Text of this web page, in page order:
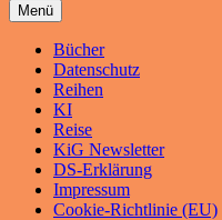
Menü
Bücher
Datenschutz
Reihen
KI
Reise
KiG Newsletter
DS-Erklärung
Impressum
Cookie-Richtlinie (EU)